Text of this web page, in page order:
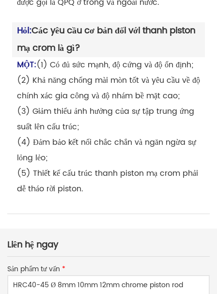
được gọi là QPQ ở trong và ngoài nước.
Hỏi:Các yêu cầu cơ bản đối với thanh piston
mạ crom là gì?
MỘT:(1) Có đủ sức mạnh, độ cứng và độ ổn định;
(2) Khả năng chống mài mòn tốt và yêu cầu về độ
chính xác gia công và độ nhám bề mặt cao;
(3) Giảm thiểu ảnh hưởng của sự tập trung ứng
suất lên cấu trúc;
(4) Đảm bảo kết nối chắc chắn và ngăn ngừa sự
lỏng lẻo;
(5) Thiết kế cấu trúc thanh piston mạ crom phải
dễ tháo rời piston.
Liên hệ ngay
Sản phẩm tư vấn *